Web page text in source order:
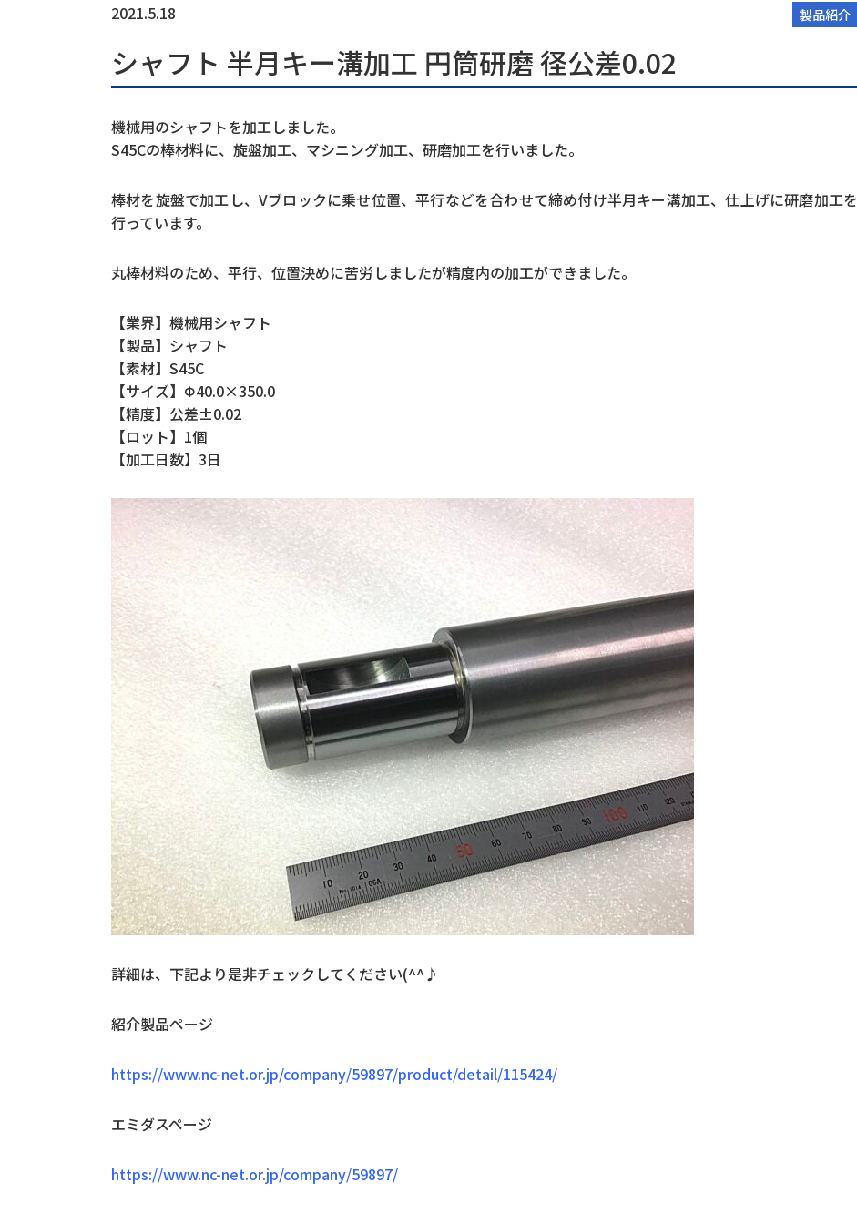
2021.5.18 製品紹介
シャフト 半月キー溝加工 円筒研磨 径公差0.02
機械用のシャフトを加工しました。
S45Cの棒材料に、旋盤加工、マシニング加工、研磨加工を行いました。
棒材を旋盤で加工し、Vブロックに乗せ位置、平行などを合わせて締め付け半月キー溝加工、仕上げに研磨加工を
行っています。
丸棒材料のため、平行、位置決めに苦労しましたが精度内の加工ができました。
【業界】機械用シャフト
【製品】シャフト
【素材】S45C
【サイズ】Φ40.0×350.0
【精度】公差±0.02
【ロット】1個
【加工日数】3日
詳細は、下記より是非チェックしてください(^^♪
紹介製品ページ
https://www.nc-net.or.jp/company/59897/product/detail/115424/
エミダスページ
https://www.nc-net.or.jp/company/59897/